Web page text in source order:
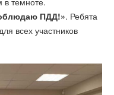
ПДД!». Ребята
всех участников